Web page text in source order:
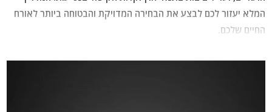
המלא יעזור לכם לבצע את הבחירה המדויקת והבטוחה ביותר לאורח
החיים שלכם.